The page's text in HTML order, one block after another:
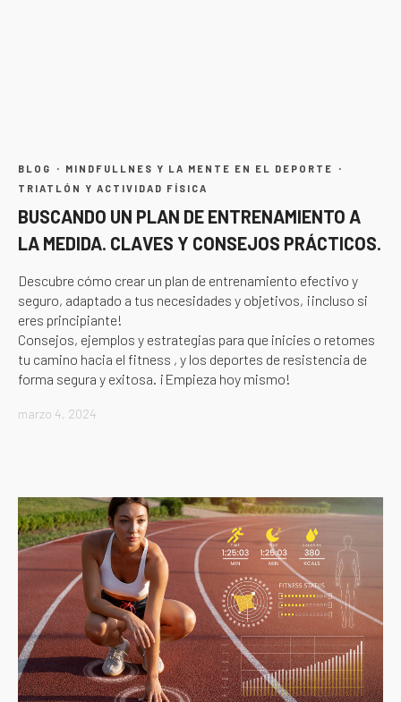
BLOG · MINDFULLNES Y LA MENTE EN EL DEPORTE ·
TRIATLÓN Y ACTIVIDAD FÍSICA
BUSCANDO UN PLAN DE ENTRENAMIENTO A
LA MEDIDA. CLAVES Y CONSEJOS PRÁCTICOS.
Descubre cómo crear un plan de entrenamiento efectivo y
seguro, adaptado a tus necesidades y objetivos, ¡incluso si
eres principiante!
Consejos, ejemplos y estrategias para que inicies o retomes
tu camino hacia el fitness , y los deportes de resistencia de
forma segura y exitosa. ¡Empieza hoy mismo!
marzo 4, 2024